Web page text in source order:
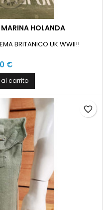
HOLANDA
BRITANICO UK WWII!!
€
carrito
favorite_border